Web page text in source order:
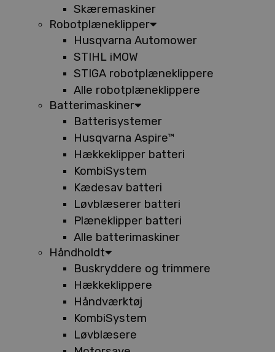
Skæremaskiner
Robotplæneklipper
Husqvarna Automower
STIHL iMOW
STIGA robotplæneklippere
Alle robotplæneklippere
Batterimaskiner
Batterisystemer
Husqvarna Aspire™
Hækkeklipper batteri
KombiSystem
Kædesav batteri
Løvblæserer batteri
Plæneklipper batteri
Alle batterimaskiner
Håndholdt
Buskryddere og trimmere
Hækkeklippere
Håndværktøj
KombiSystem
Løvblæsere